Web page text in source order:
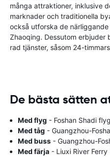
många attraktioner, inklusive
marknader och traditionella
också utforska de
Zhaoqing. Dessutom erbjuder
rad tjänster, såsom 24-
De bästa sätten
Med flyg - Foshan Shadi
Med tåg - Guangzhou-
Med buss - Guangzhou-
Med färja - Liuxi River Ferry